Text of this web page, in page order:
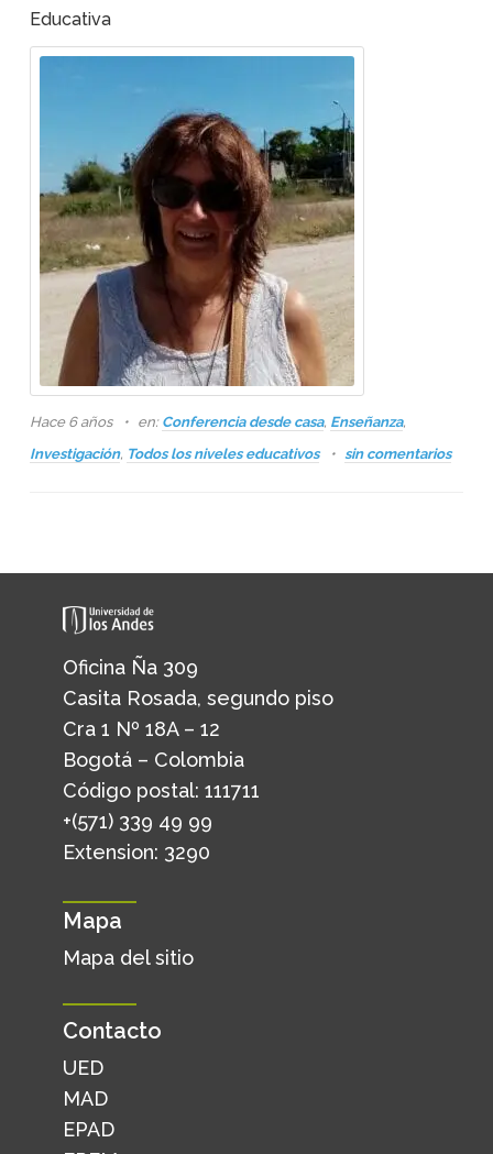
Educativa
Hace 6 años en: Conferencia desde casa, Enseñanza,
Investigación, Todos los niveles educativos sin comentarios
Oficina Ña 309
Casita Rosada, segundo piso
Cra 1 Nº 18A – 12
Bogotá – Colombia
Código postal: 111711
+(571) 339 49 99
Extension: 3290
Mapa
Mapa del sitio
Contacto
UED
MAD
EPAD